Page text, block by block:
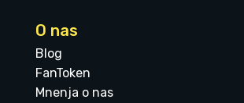
O nas
Blog
FanToken
Mnenja o nas